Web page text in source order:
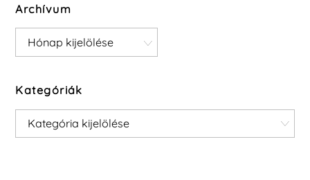
Archívum
Archívum
Kategóriák
Kategóriák